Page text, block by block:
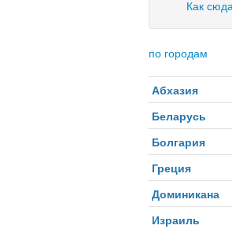
Как
по городам
Абхазия
Беларусь
Болгария
Греция
Доминикана
Израиль